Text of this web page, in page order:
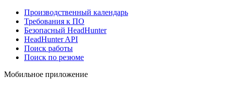
Производственный календарь
Требования к ПО
Безопасный HeadHunter
HeadHunter API
Поиск работы
Поиск по резюме
Мобильное приложение